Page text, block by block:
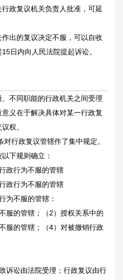
政复议机关负责人批准，可延
出的复议决定不服，可以自收
日内向人民法院提起诉讼。
不同职能的行政机关之间受理
义在于解决具体对某一行政复
权。
对行政复议管辖作了集中规定。
下规则确立：
政行为不服的管辖
政行为不服的管辖
为不服的管辖：
服的管辖；（2）授权关系中的
服的管辖；（4）对被撤销行政
诉讼由法院受理；行政复议由行